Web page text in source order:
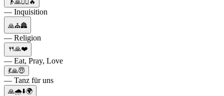
👴🙏🙍‍♀️🔥
— Inquisition
🙏⛪🏯
— Religion
🍴🙏❤️
— Eat, Pray, Love
💃🙏😇
— Tanz für uns
🙏🌧⬇️🌍